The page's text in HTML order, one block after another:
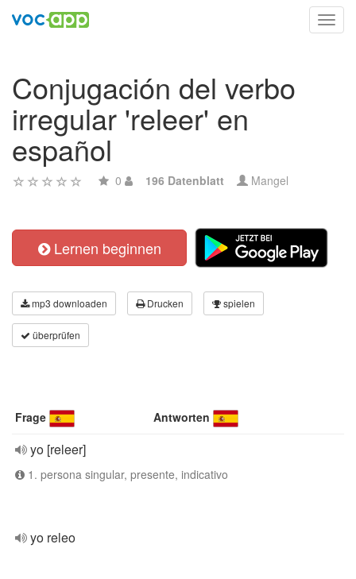
Conjugación del verbo
irregular 'releer' en
español
0 196 Datenblatt Mangel
Lernen beginnen
mp3 downloaden Drucken spielen
überprüfen
Frage Antworten
yo [releer]
1. persona singular, presente, indicativo
yo releo